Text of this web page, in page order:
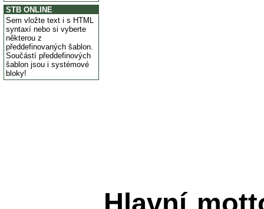
STB ONLINE
Sem vložte text i s HTML
syntaxí nebo si vyberte
některou z
předdefinovaných šablon.
Součástí předdefinových
šablon jsou i systémové
bloky!